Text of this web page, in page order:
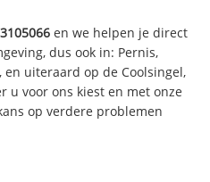
en we helpen je direct
dus ook in: Pernis,
en uiteraard op de Coolsingel,
u voor ons kiest en met onze
op verdere problemen